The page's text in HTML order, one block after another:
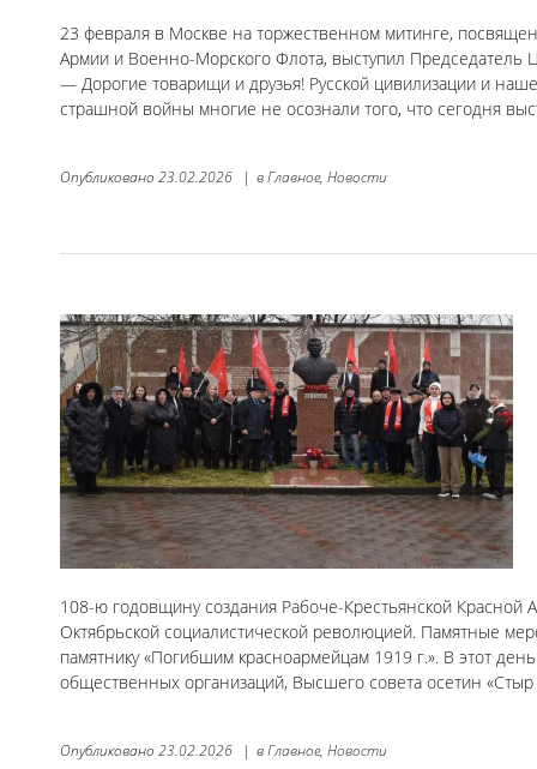
23 февраля в Москве на торжественном митинге,
Армии и Военно-Морского Флота, выступил
— Дорогие товарищи и друзья! Русской цивилизации и
страшной войны многие не осознали того, что сегодня
Опубликовано 23.02.2026 | вГлавное, Новости
108-ю годовщину создания Рабоче-Крестьянской
Октябрьской социалистической революцией. Памятные
памятнику «Погибшим красноармейцам 1919 г.». В этот
общественных организаций, Высшего совета осетин
Опубликовано 23.02.2026 | вГлавное, Новости